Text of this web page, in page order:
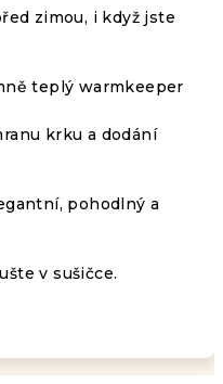
zimou, i když jste
teplý warmkeeper
krku a dodání
pohodlný a
v sušičce.